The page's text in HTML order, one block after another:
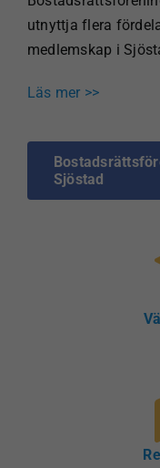
utnyttja flera
medlemskap i
Läs mer >>
Sjöstad